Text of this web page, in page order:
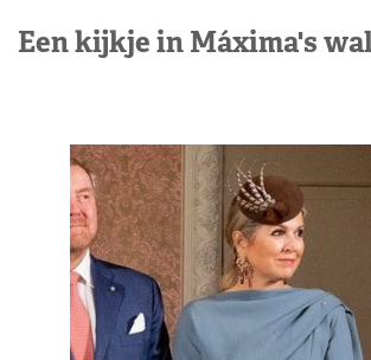
Een kijkje in Máxima's